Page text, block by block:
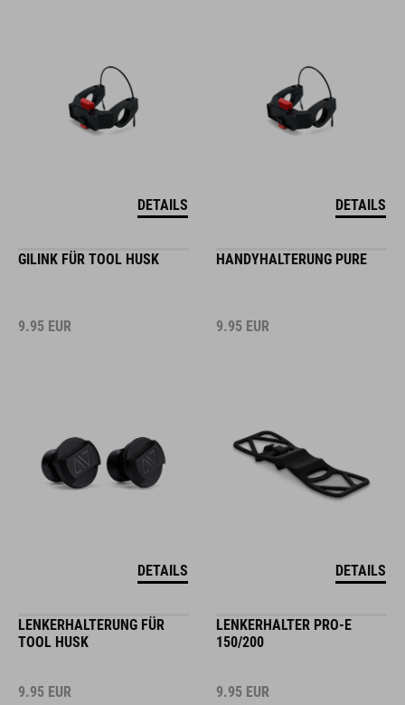
DETAILS DETAILS
GILINK FÜR TOOL HUSK
9.95 EUR
DETAILS
HANDYHALTERUNG PURE
9.95 EUR
DETAILS
LENKERHALTERUNG FÜR
TOOL HUSK
9.95 EUR
LENKERHALTER PRO-E
150/200
9.95 EUR